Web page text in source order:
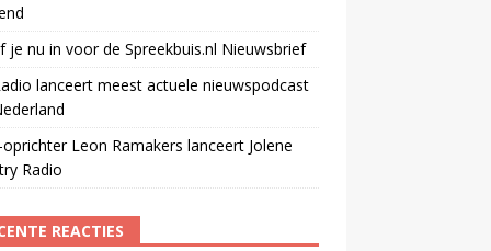
je nu in voor de Spreekbuis.nl Nieuwsbrief
lanceert meest actuele nieuwspodcast
oprichter Leon Ramakers lanceert Jolene
Radio
REACTIES